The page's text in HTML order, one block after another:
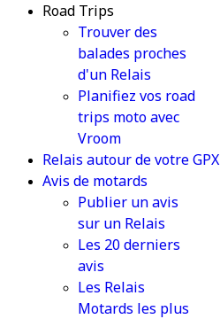
Road Trips
Trouver des
balades proches
d'un Relais
Planifiez vos road
trips moto avec
Vroom
Relais autour de votre GPX
Avis de motards
Publier un avis
sur un Relais
Les 20 derniers
avis
Les Relais
Motards les plus